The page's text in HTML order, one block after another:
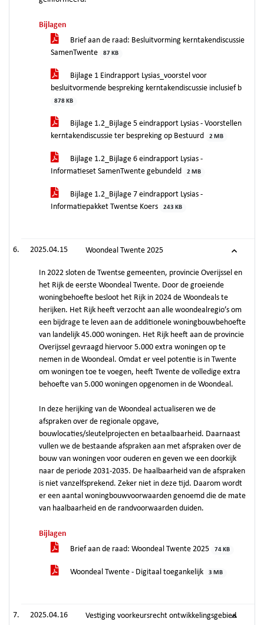
Bijlagen
Brief aan de raad: Besluitvorming kerntakendiscussie
SamenTwente
87 KB
Bijlage 1 Eindrapport Lysias_voorstel voor
besluitvormende bespreking kerntakendiscussie inclusief b
878 KB
Bijlage 1.2_Bijlage 5 eindrapport Lysias - Voorstellen
kerntakendiscussie ter bespreking op Bestuurd
2 MB
Bijlage 1.2_Bijlage 6 eindrapport Lysias -
Informatieset SamenTwente gebundeld
2 MB
Bijlage 1.2_Bijlage 7 eindrapport Lysias -
Informatiepakket Twentse Koers
243 KB
2025.04.15 Woondeal Twente 2025
In 2022 sloten de Twentse gemeenten, provincie Overijssel en
het Rijk de eerste Woondeal Twente. Door de groeiende
woningbehoefte besloot het Rijk in 2024 de Woondeals te
herijken. Het Rijk heeft verzocht aan alle woondealregio’s om
een bijdrage te leven aan de additionele woningbouwbehoefte
van landelijk 45.000 woningen. Het Rijk heeft aan de provincie
Overijssel gevraagd hiervoor 5.000 extra woningen op te
nemen in de Woondeal. Omdat er veel potentie is in Twente
om woningen toe te voegen, heeft Twente de volledige extra
behoefte van 5.000 woningen opgenomen in de Woondeal.
In deze herijking van de Woondeal actualiseren we de
afspraken over de regionale opgave,
bouwlocaties/sleutelprojecten en betaalbaarheid. Daarnaast
vullen we de bestaande afspraken aan met afspraken over de
bouw van woningen voor ouderen en geven we een doorkijk
naar de periode 2031-2035. De haalbaarheid van de afspraken
is niet vanzelfsprekend. Zeker niet in deze tijd. Daarom wordt
er een aantal woningbouwvoorwaarden genoemd die de mate
van haalbaarheid en de randvoorwaarden duiden.
Bijlagen
Brief aan de raad: Woondeal Twente 2025
74 KB
Woondeal Twente - Digitaal toegankelijk 3 MB
2025.04.16
Vestiging voorkeursrecht ontwikkelingsgebied